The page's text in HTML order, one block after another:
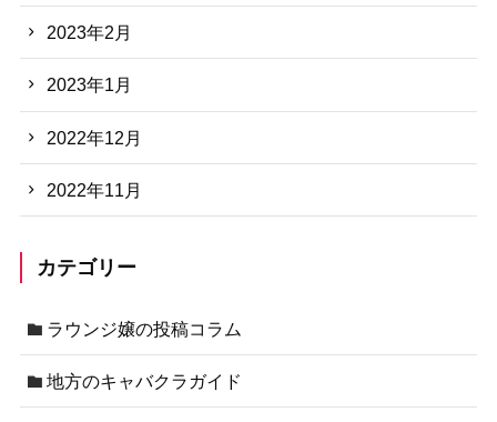
2023年2月
2023年1月
2022年12月
2022年11月
カテゴリー
ラウンジ嬢の投稿コラム
地方のキャバクラガイド